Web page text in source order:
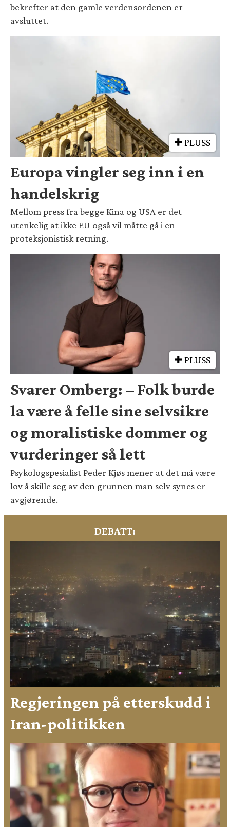
bekrefter at den gamle verdensordenen er
avsluttet.
PLUSS
Europa vingler seg inn i en
handelskrig
Mellom press fra begge Kina og USA er det
utenkelig at ikke EU også vil måtte gå i en
proteksjonistisk retning.
PLUSS
Svarer Omberg: – Folk burde
la være å felle sine selvsikre
og moralistiske dommer og
vurderinger så lett
Psykologspesialist Peder Kjøs mener at det må være
lov å skille seg av den grunnen man selv synes er
avgjørende.
DEBATT:
Regjeringen på etterskudd i
Iran-politikken